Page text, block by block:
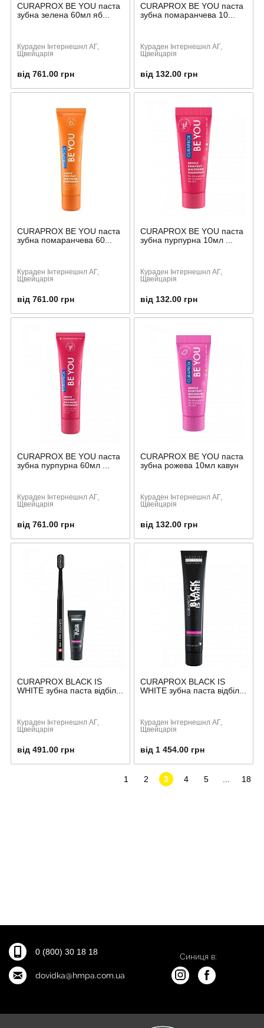
CURAPROX BE YOU паста
зубна зелена 60мл яб...
Кураден Інтернешнл АГ,
Щвейцарія
від 761.00 грн
CURAPROX BE YOU паста
зубна помаранчева 10...
Кураден Інтернешнл АГ,
Щвейцарія
від 132.00 грн
CURAPROX BE YOU паста
зубна помаранчева 60...
Кураден Інтернешнл АГ,
Щвейцарія
від 761.00 грн
CURAPROX BE YOU паста
зубна пурпурна 10мл ...
Кураден Інтернешнл АГ,
Щвейцарія
від 132.00 грн
CURAPROX BE YOU паста
зубна пурпурна 60мл ...
Кураден Інтернешнл АГ,
Щвейцарія
від 761.00 грн
CURAPROX BE YOU паста
зубна рожева 10мл кавун
Кураден Інтернешнл АГ,
Щвейцарія
від 132.00 грн
CURAPROX BLACK IS
WHITE зубна паста відбіл...
Кураден Інтернешнл АГ,
Щвейцарія
від 491.00 грн
CURAPROX BLACK IS
WHITE зубна паста відбіл...
Кураден Інтернешнл АГ,
Щвейцарія
від 1 454.00 грн
1 2 3 4 5 18
0 (800) 30 18 18
dovidka@hmpa.com.ua
Синиця в: